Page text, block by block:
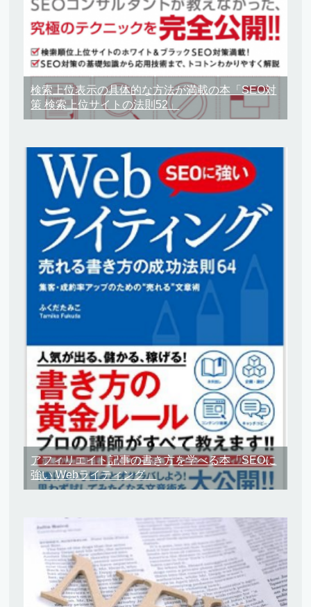
検索上位表示の具体的な方法が満載の本「SEO対
策 検索上位サイトの法則52」
アフィリエイト記事の書き方を学べる本「SEOに
強い Webライティング」